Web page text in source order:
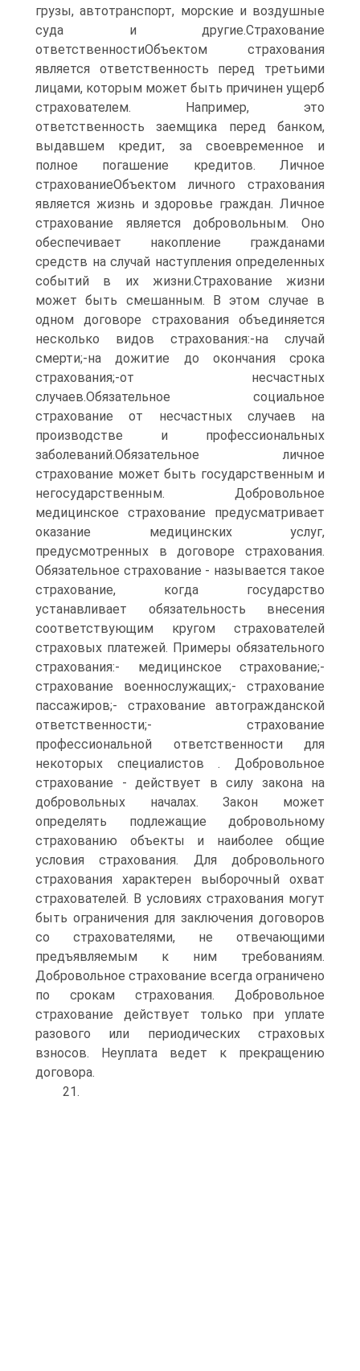
грузы, автотранспорт, морские и воздушные
суда и другие.Страхование
ответственностиОбъектом страхования
является ответственность перед третьими
лицами, которым может быть причинен ущерб
страхователем. Например, это
ответственность заемщика перед банком,
выдавшем кредит, за своевременное и
полное погашение кредитов. Личное
страхованиеОбъектом личного страхования
является жизнь и здоровье граждан. Личное
страхование является добровольным. Оно
обеспечивает накопление гражданами
средств на случай наступления определенных
событий в их жизни.Страхование жизни
может быть смешанным. В этом случае в
одном договоре страхования объединяется
несколько видов страхования:-на случай
смерти;-на дожитие до окончания срока
страхования;-от несчастных
случаев.Обязательное социальное
страхование от несчастных случаев на
производстве и профессиональных
заболеваний.Обязательное личное
страхование может быть государственным и
негосударственным. Добровольное
медицинское страхование предусматривает
оказание медицинских услуг,
предусмотренных в договоре страхования.
Обязательное страхование - называется такое
страхование, когда государство
устанавливает обязательность внесения
соответствующим кругом страхователей
страховых платежей. Примеры обязательного
страхования:- медицинское страхование;-
страхование военнослужащих;- страхование
пассажиров;- страхование автогражданской
ответственности;- страхование
профессиональной ответственности для
некоторых специалистов . Добровольное
страхование - действует в силу закона на
добровольных началах. Закон может
определять подлежащие добровольному
страхованию объекты и наиболее общие
условия страхования. Для добровольного
страхования характерен выборочный охват
страхователей. В условиях страхования могут
быть ограничения для заключения договоров
со страхователями, не отвечающими
предъявляемым к ним требованиям.
Добровольное страхование всегда ограничено
по срокам страхования. Добровольное
страхование действует только при уплате
разового или периодических страховых
взносов. Неуплата ведет к прекращению
договора.
21.